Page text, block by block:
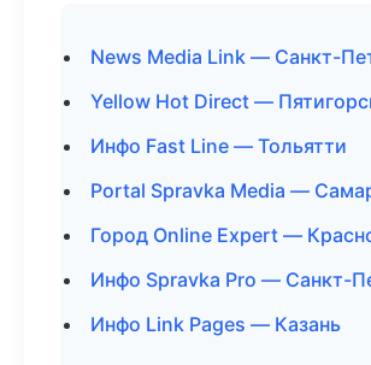
News Media Link — Санкт-
Yellow Hot Direct —
Инфо Fast Line — Тольятти
Portal Spravka Media —
Город Online Expert —
Инфо Spravka Pro — Санкт-
Инфо Link Pages — Казань